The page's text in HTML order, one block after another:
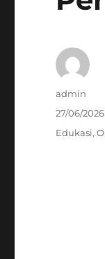
Author
admin
Posted
on
27/06/2026
Categories
Edukasi,